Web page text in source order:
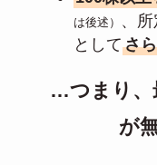
は後述）
、
としてさ
…つまり、
が